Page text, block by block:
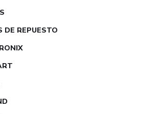
DE REPUESTO